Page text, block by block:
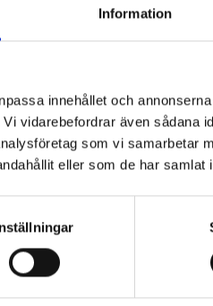
Information
innehållet och
vidarebefordrar även sådana
som vi samarbetar
eller som de har samlat